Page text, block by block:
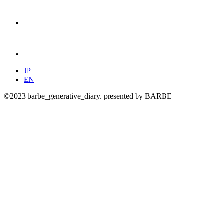
JP
EN
©2023 barbe_generative_diary. presented by BARBE